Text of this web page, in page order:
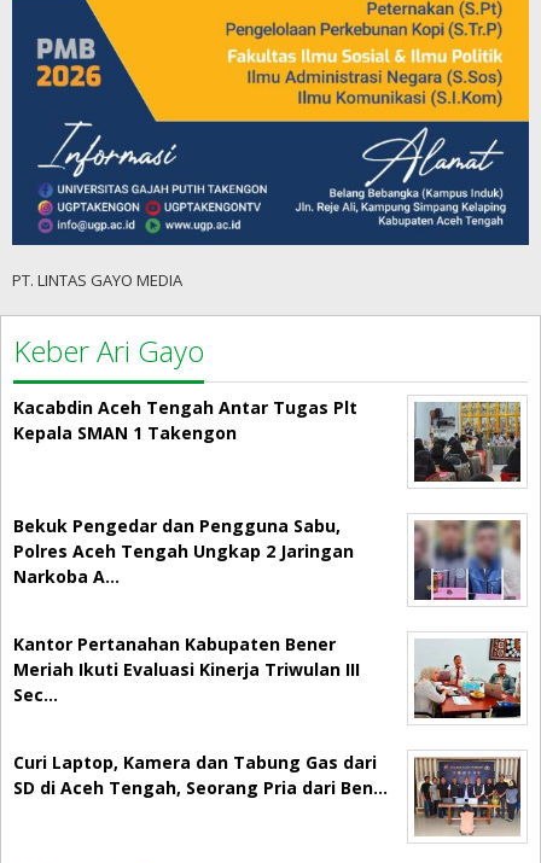
PT. LINTAS GAYO MEDIA
Keber Ari Gayo
Kacabdin Aceh Tengah Antar Tugas Plt
Kepala SMAN 1 Takengon
Bekuk Pengedar dan Pengguna Sabu,
Polres Aceh Tengah Ungkap 2 Jaringan
Narkoba A…
Kantor Pertanahan Kabupaten Bener
Meriah Ikuti Evaluasi Kinerja Triwulan III
Sec…
Curi Laptop, Kamera dan Tabung Gas dari
SD di Aceh Tengah, Seorang Pria dari Ben…